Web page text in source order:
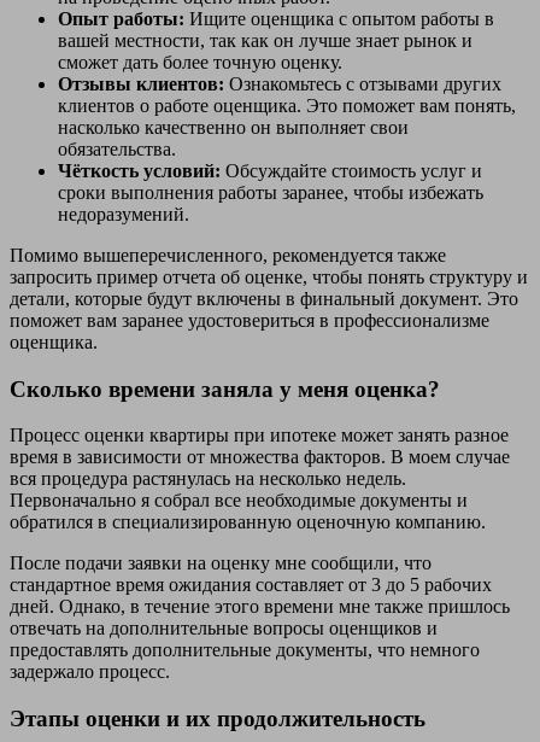
Опыт работы: Ищите оценщика с опытом работы в
вашей местности, так как он лучше знает рынок и
сможет дать более точную оценку.
Отзывы клиентов: Ознакомьтесь с отзывами других
клиентов о работе оценщика. Это поможет вам понять,
насколько качественно он выполняет свои
обязательства.
Чёткость условий: Обсуждайте стоимость услуг и
сроки выполнения работы заранее, чтобы избежать
недоразумений.
Помимо вышеперечисленного, рекомендуется также
запросить пример отчета об оценке, чтобы понять структуру и
детали, которые будут включены в финальный документ. Это
поможет вам заранее удостовериться в профессионализме
оценщика.
Сколько времени заняла у меня оценка?
Процесс оценки квартиры при ипотеке может занять разное
время в зависимости от множества факторов. В моем случае
вся процедура растянулась на несколько недель.
Первоначально я собрал все необходимые документы и
обратился в специализированную оценочную компанию.
После подачи заявки на оценку мне сообщили, что
стандартное время ожидания составляет от 3 до 5 рабочих
дней. Однако, в течение этого времени мне также пришлось
отвечать на дополнительные вопросы оценщиков и
предоставлять дополнительные документы, что немного
задержало процесс.
Этапы оценки и их продолжительность